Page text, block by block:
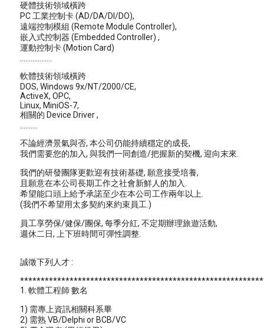
硬體技術領域橫跨
PC 工業控制卡 (AD/DA/DI/DO),
遠端控制模組 (Remote Module Controller),
嵌入式控制器 (Embedded Controller) ,
運動控制卡 (Motion Card)
軟體技術領域橫跨
DOS, Windows 9x/NT/2000/CE,
ActiveX, OPC,
Linux, MiniOS-7,
相關的 Device Driver ,
不論經濟景氣與否, 本公司仍能持續穩定的成長,
我們需要您的加入, 與我們一同創造/把握新的契機, 迎向末來.
我們的研發團隊更歡迎有技術基礎, 願意接受培養,
且願意在本公司長期工作之社會新鮮人的加入.
希望能口頭上給予承諾至少在本公司工作兩年以上.
(我們不希望用太多契約來約束員工.)
員工享勞保/健保/團保, 每季分紅, 不定期辦理旅遊活動,
週休二日, 上下班時間可彈性調整.
誠徵下列人才 :
1. 軟體工程師 數名
1) 需專上資訊相關科系畢
2) 需熟 VB/Delphi or BCB/VC